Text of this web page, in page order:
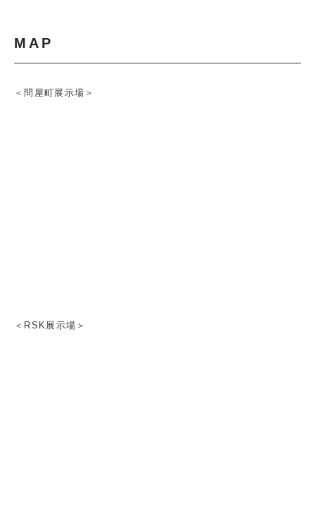
MAP
＜問屋町展示場＞
＜RSK展示場＞